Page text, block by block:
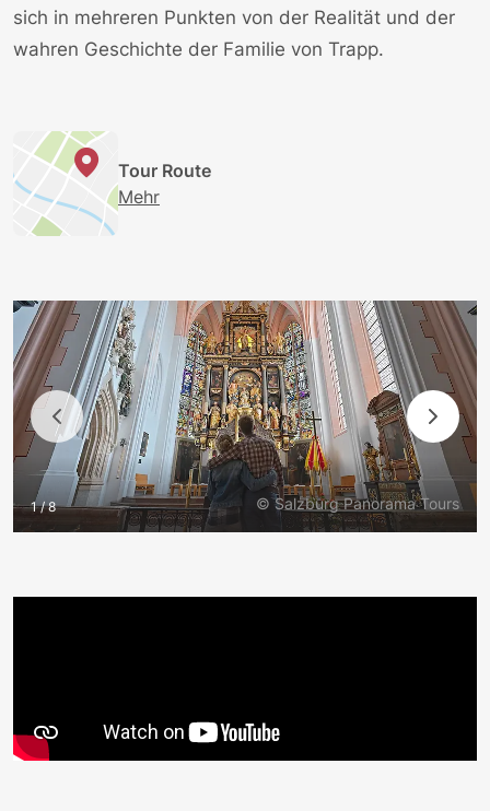
sich in mehreren Punkten von der Realität und der
wahren Geschichte der Familie von Trapp.
Tour Route
Mehr
© Salzburg Panorama Tours
1 / 8